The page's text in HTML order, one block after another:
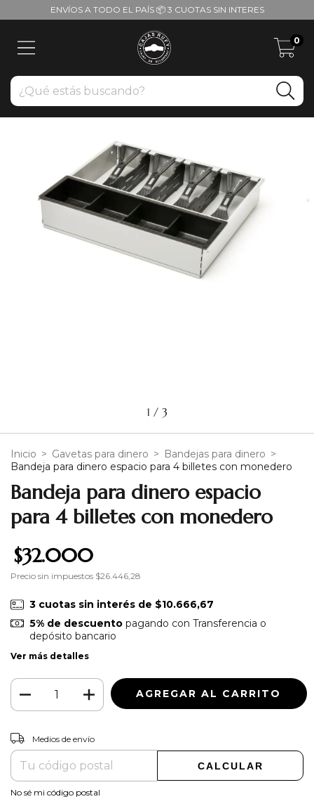
ENVÍOS A TODO EL PAÍS 📦 3 CUOTAS SIN INTERES
0
1 / 3
Inicio > Gavetas para dinero > Bandejas para dinero >
Bandeja para dinero espacio para 4 billetes con monedero
Bandeja para dinero espacio
para 4 billetes con monedero
$32.000
Precio sin impuestos $26.446,28
3 cuotas sin interés de $10.666,67
5% de descuentopagando con Transferencia o
depósito bancario
Ver más detalles
Entregas para el CP:
Medios de envío
CALCULAR
No sé mi código postal